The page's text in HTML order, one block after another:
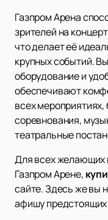
Газпром Арена
зрителей на
что делает её
крупных событий.
оборудование и
обеспечивают
всех
соревнования,
театральные
Для всех желающих
Газпром Арене,
сайте. Здесь же вы
афишу